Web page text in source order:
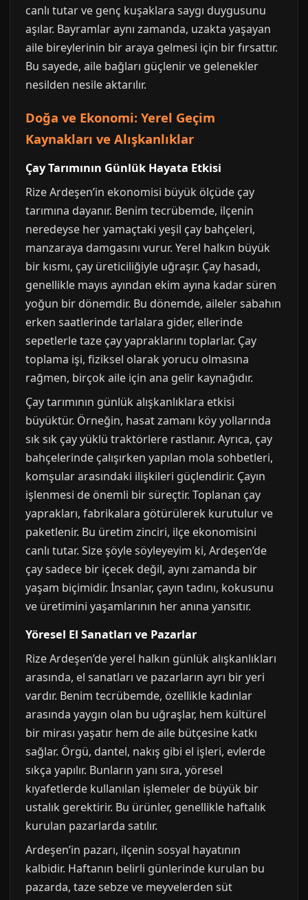
canlı tutar ve genç kuşaklara saygı duygusunu
aşılar. Bayramlar aynı zamanda, uzakta yaşayan
aile bireylerinin bir araya gelmesi için bir fırsattır.
Bu sayede, aile bağları güçlenir ve gelenekler
nesilden nesile aktarılır.
Doğa ve Ekonomi: Yerel Geçim
Kaynakları ve Alışkanlıklar
Çay Tarımının Günlük Hayata Etkisi
Rize Ardeşen’in ekonomisi büyük ölçüde çay
tarımına dayanır. Benim tecrübemde, ilçenin
neredeyse her yamaçtaki yeşil çay bahçeleri,
manzaraya damgasını vurur. Yerel halkın büyük
bir kısmı, çay üreticiliğiyle uğraşır. Çay hasadı,
genellikle mayıs ayından ekim ayına kadar süren
yoğun bir dönemdir. Bu dönemde, aileler sabahın
erken saatlerinde tarlalara gider, ellerinde
sepetlerle taze çay yapraklarını toplarlar. Çay
toplama işi, fiziksel olarak yorucu olmasına
rağmen, birçok aile için ana gelir kaynağıdır.
Çay tarımının günlük alışkanlıklara etkisi
büyüktür. Örneğin, hasat zamanı köy yollarında
sık sık çay yüklü traktörlere rastlanır. Ayrıca, çay
bahçelerinde çalışırken yapılan mola sohbetleri,
komşular arasındaki ilişkileri güçlendirir. Çayın
işlenmesi de önemli bir süreçtir. Toplanan çay
yaprakları, fabrikalara götürülerek kurutulur ve
paketlenir. Bu üretim zinciri, ilçe ekonomisini
canlı tutar. Size şöyle söyleyeyim ki, Ardeşen’de
çay sadece bir içecek değil, aynı zamanda bir
yaşam biçimidir. İnsanlar, çayın tadını, kokusunu
ve üretimini yaşamlarının her anına yansıtır.
Yöresel El Sanatları ve Pazarlar
Rize Ardeşen’de yerel halkın günlük alışkanlıkları
arasında, el sanatları ve pazarların ayrı bir yeri
vardır. Benim tecrübemde, özellikle kadınlar
arasında yaygın olan bu uğraşlar, hem kültürel
bir mirası yaşatır hem de aile bütçesine katkı
sağlar. Örgü, dantel, nakış gibi el işleri, evlerde
sıkça yapılır. Bunların yanı sıra, yöresel
kıyafetlerde kullanılan işlemeler de büyük bir
ustalık gerektirir. Bu ürünler, genellikle haftalık
kurulan pazarlarda satılır.
Ardeşen’in pazarı, ilçenin sosyal hayatının
kalbidir. Haftanın belirli günlerinde kurulan bu
pazarda, taze sebze ve meyvelerden süt